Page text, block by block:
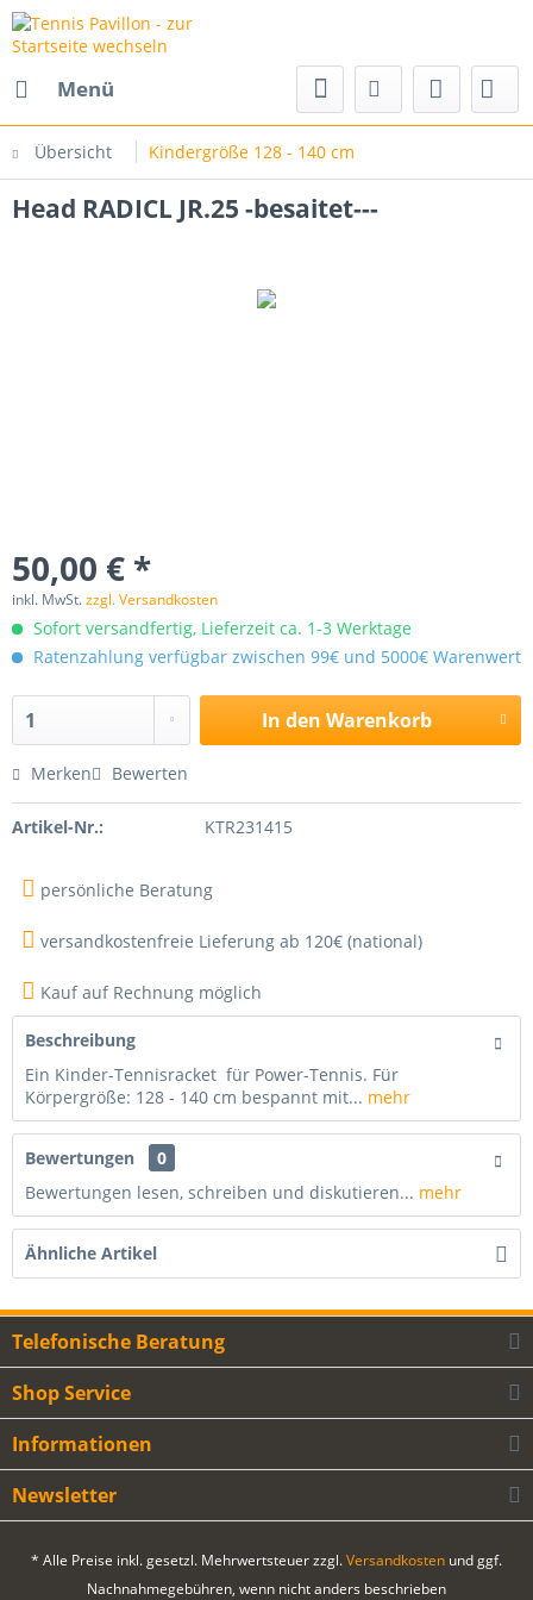
Menü
Übersicht Kindergröße 128 - 140 cm
Head RADICL JR.25 -besaitet---
50,00 € *
inkl. MwSt.zzgl. Versandkosten
Sofort versandfertig, Lieferzeit ca. 1-3 Werktage
Ratenzahlung verfügbar zwischen 99€ und 5000€ Warenwert
In den Warenkorb
Merken Bewerten
Artikel-Nr.: KTR231415
persönliche Beratung
versandkostenfreie Lieferung ab 120€ (national)
Kauf auf Rechnung möglich
Beschreibung
Ein Kinder-Tennisracket für Power-Tennis. Für
Körpergröße: 128 - 140 cm bespannt mit... mehr
Bewertungen
0
Bewertungen lesen, schreiben und diskutieren... mehr
Ähnliche Artikel
Telefonische Beratung
Shop Service
Informationen
Newsletter
* Alle Preise inkl. gesetzl. Mehrwertsteuer zzgl.Versandkosten und ggf.
Nachnahmegebühren, wenn nicht anders beschrieben